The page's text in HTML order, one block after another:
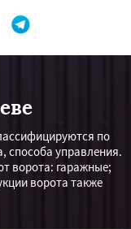
по
способа управления.
ворота: гаражные;
ворота также